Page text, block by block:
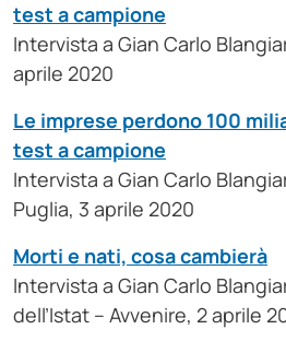
test a campione
Intervista a Gian Carlo
aprile 2020
Le imprese perdono 100
test a campione
Intervista a Gian Carlo
Puglia, 3 aprile 2020
Morti e nati, cosa cambierà
Intervista a Gian Carlo
dell’Istat – Avvenire, 2 aprile